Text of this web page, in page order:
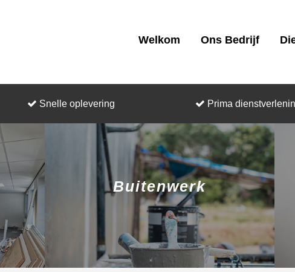
Welkom Ons Bedrijf
Snelle oplevering Prima
Buitenwerk